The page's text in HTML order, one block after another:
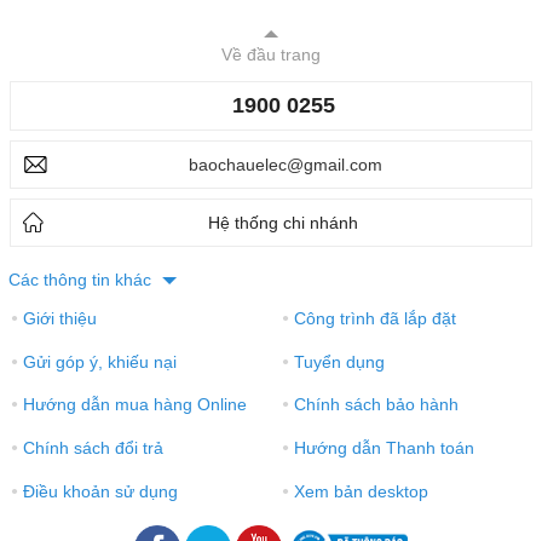
Về đầu trang
1900 0255
baochauelec@gmail.com
Hệ thống chi nhánh
Các thông tin khác
● Giới thiệu ● Công trình đã lắp đặt
● Gửi góp ý, khiếu nại ● Tuyển dụng
● Hướng dẫn mua hàng Online ● Chính sách bảo hành
● Chính sách đổi trả ● Hướng dẫn Thanh toán
● Điều khoản sử dụng ● Xem bản desktop